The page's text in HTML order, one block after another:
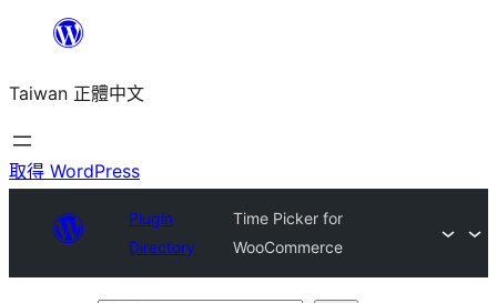
主
要
內
Taiwan 正體中文
取得 WordPress
Plugin
Directory
Time Picker for
WooCommerce